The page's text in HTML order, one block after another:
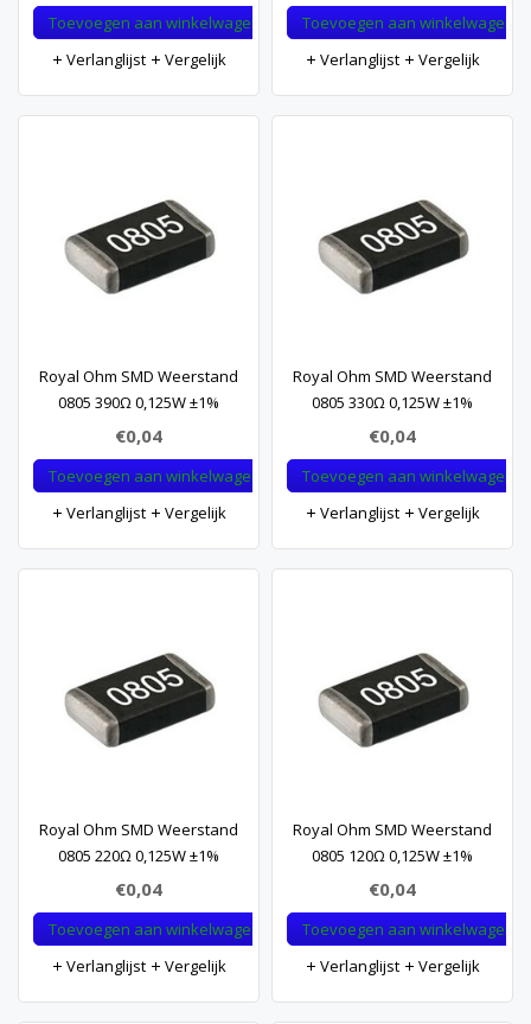
Toevoegen aan winkelwagen
Verlanglijst
Vergelijk
Toevoegen aan winkelwagen
Verlanglijst
Vergelijk
Royal Ohm SMD Weerstand
0805 390Ω 0,125W ±1%
€0,04
Toevoegen aan winkelwagen
Verlanglijst
Vergelijk
Royal Ohm SMD Weerstand
0805 330Ω 0,125W ±1%
€0,04
Toevoegen aan winkelwagen
Verlanglijst
Vergelijk
Royal Ohm SMD Weerstand
0805 220Ω 0,125W ±1%
€0,04
Toevoegen aan winkelwagen
Verlanglijst
Vergelijk
Royal Ohm SMD Weerstand
0805 120Ω 0,125W ±1%
€0,04
Toevoegen aan winkelwagen
Verlanglijst
Vergelijk